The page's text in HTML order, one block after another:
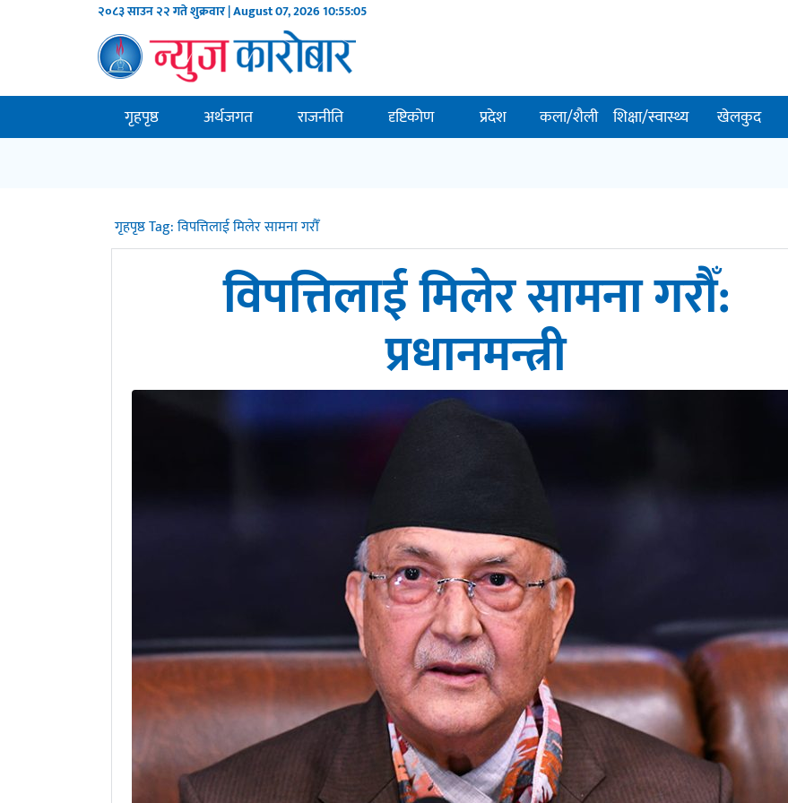
२०८३ साउन २२ गते शुक्रवार | August 07, 202610:55:06
गृहपृष्ठ अर्थजगत राजनीति दृष्टिकोण प्रदेश कला/शैली शिक्षा/स्वास्थ्य खेलकुद
गृहपृष्ठTag:विपत्तिलाई मिलेर सामना गरौँ
विपत्तिलाई मिलेर सामना गरौँ:
प्रधानमन्त्री